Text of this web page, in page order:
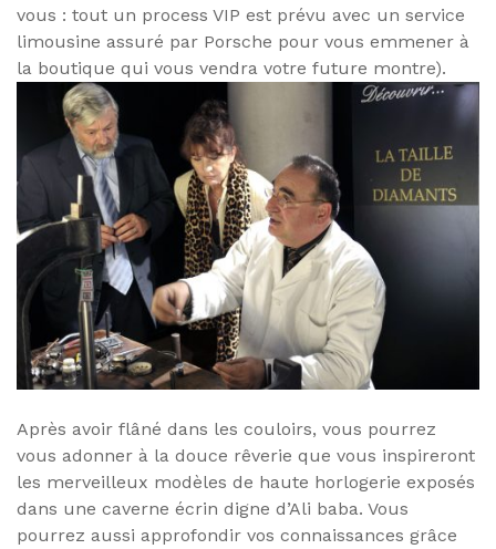
vous : tout un process VIP est prévu avec un service
limousine assuré par Porsche pour vous emmener à
la boutique qui vous vendra votre future montre).
Après avoir flâné dans les couloirs, vous pourrez
vous adonner à la douce rêverie que vous inspireront
les merveilleux modèles de haute horlogerie exposés
dans une caverne écrin digne d’Ali baba. Vous
pourrez aussi approfondir vos connaissances grâce